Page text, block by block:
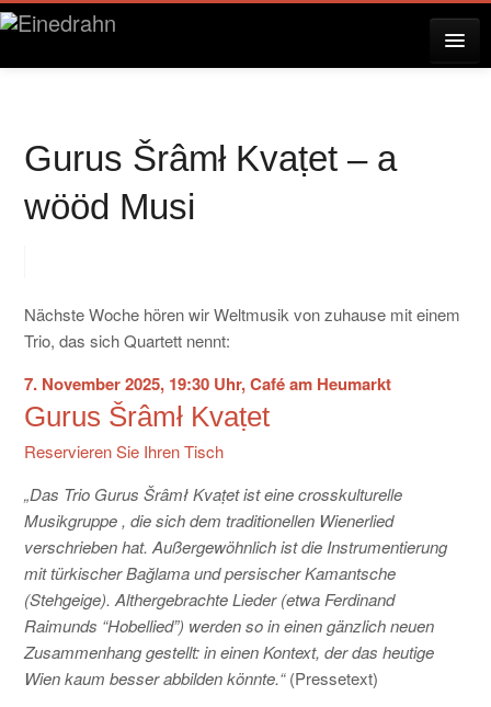
ÜBER EINEDRAHN
KONTAKT
Gurus Šrâmł Kvaṭet – a
wööd Musi
Nächste Woche hören wir Weltmusik von zuhause mit einem
Trio, das sich Quartett nennt:
7. November 2025, 19:30 Uhr, Café am Heumarkt
Gurus Šrâmł Kvaṭet
Reservieren Sie Ihren Tisch
„Das Trio Gurus Šrâmł Kvaṭet ist eine crosskulturelle
Musikgruppe , die sich dem traditionellen Wienerlied
verschrieben hat. Außergewöhnlich ist die Instrumentierung
mit türkischer Bağlama und persischer Kamantsche
(Stehgeige). Althergebrachte Lieder (etwa Ferdinand
Raimunds “Hobellied”) werden so in einen gänzlich neuen
Zusammenhang gestellt: in einen Kontext, der das heutige
Wien kaum besser abbilden könnte.“(Pressetext)